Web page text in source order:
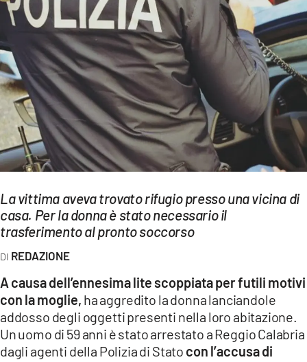
SOCIETÀ
CULTURA
ECONOMIA E LAVORO
EVENTI
SPORT
Streaming
LAC NETWORK
LaC
Network
LACPLAY.IT
LACTV.IT
La vittima aveva trovato rifugio presso una vicina di
casa. Per la donna è stato necessario il
trasferimento al pronto soccorso
REDAZIONE
A causa dell’ennesima lite scoppiata per futili motivi
con la moglie, ha aggredito la donna lanciandole
addosso degli oggetti presenti nella loro abitazione.
Un uomo di 59 anni è stato arrestato a Reggio Calabria
dagli agenti della Polizia di Stato con l’accusa di